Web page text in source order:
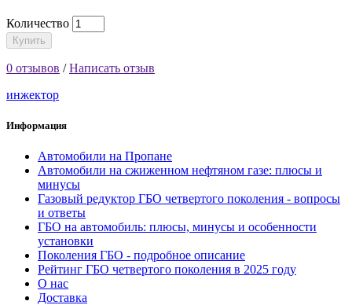
Количество
Купить
0 отзывов /Написать отзыв
инжектор
Информация
Автомобили на Пропане
Автомобили на сжиженном нефтяном газе: плюсы и
минусы
Газовый редуктор ГБО четвертого поколения - вопросы
и ответы
ГБО на автомобиль: плюсы, минусы и особенности
установки
Поколения ГБО - подробное описание
Рейтинг ГБО четвертого поколения в 2025 году
О нас
Доставка